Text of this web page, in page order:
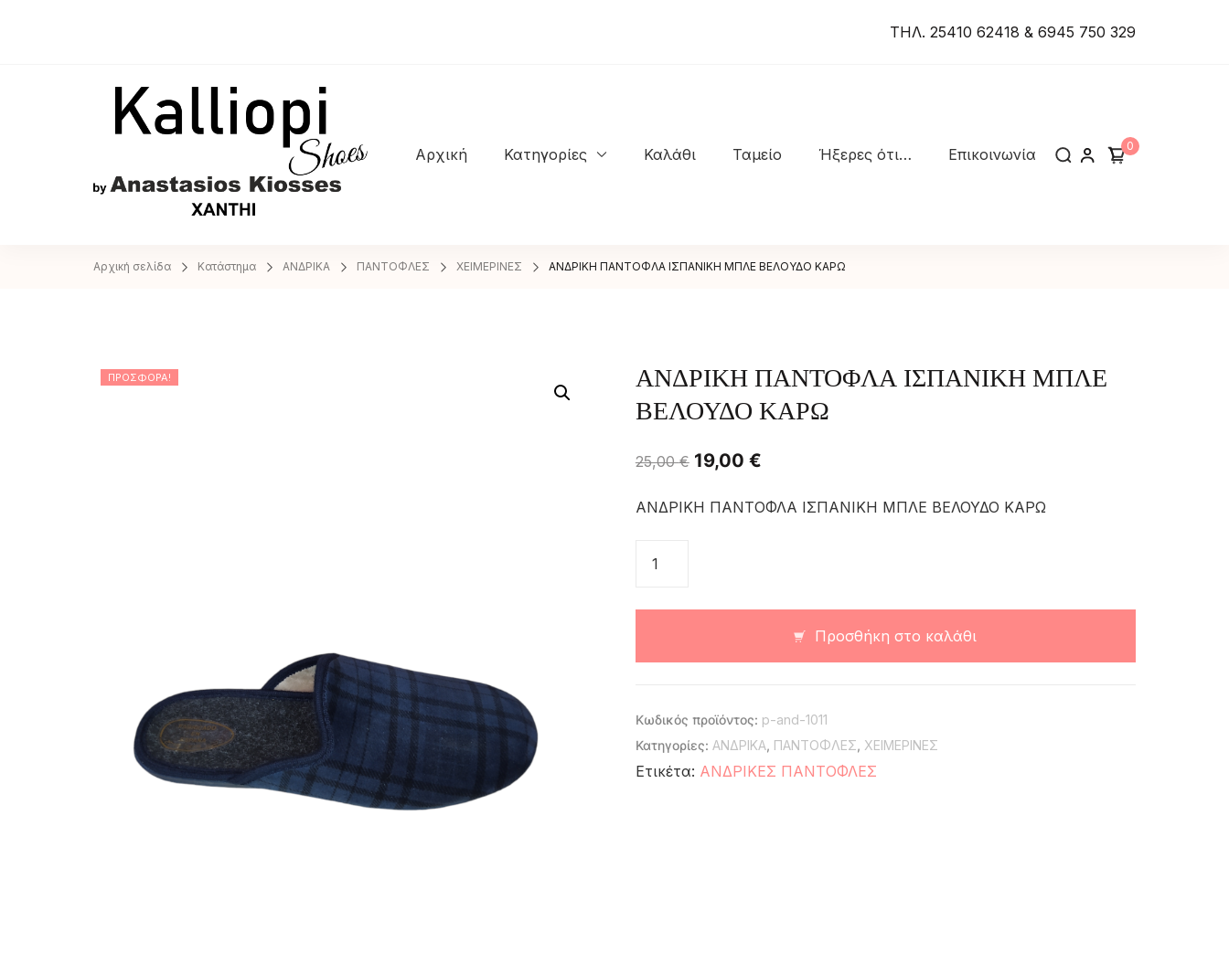
ΤΗΛ. 25410 62418 & 6945 750 329
ANASTASIOS KIOSSES SHOES
Αρχική Κατηγορίες Καλάθι Ταμείο Ήξερες ότι… Επικοινωνία 0
Αρχική σελίδα Κατάστημα ΑΝΔΡΙΚΑ ΠΑΝΤΟΦΛΕΣ ΧΕΙΜΕΡΙΝΕΣ ΑΝΔΡΙΚΗ ΠΑΝΤΟΦΛΑ ΙΣΠΑΝΙΚΗ ΜΠΛΕ ΒΕΛΟΥΔΟ ΚΑΡΩ
ΠΡΟΣΦΟΡΆ!
ΑΝΔΡΙΚΗ ΠΑΝΤΟΦΛΑ ΙΣΠΑΝΙΚΗ ΜΠΛΕ
ΒΕΛΟΥΔΟ ΚΑΡΩ
25,00€ 19,00 €
ΑΝΔΡΙΚΗ ΠΑΝΤΟΦΛΑ ΙΣΠΑΝΙΚΗ ΜΠΛΕ ΒΕΛΟΥΔΟ ΚΑΡΩ
Προσθήκη στο καλάθι
Κωδικός προϊόντος: p-and-1011
Κατηγορίες: ΑΝΔΡΙΚΑ, ΠΑΝΤΟΦΛΕΣ, ΧΕΙΜΕΡΙΝΕΣ
Ετικέτα: ΑΝΔΡΙΚΕΣ ΠΑΝΤΟΦΛΕΣ